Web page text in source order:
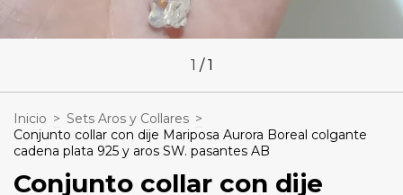
1 /1
Inicio > Sets Aros y Collares >
Conjunto collar con dije Mariposa Aurora Boreal colgante
cadena plata 925 y aros SW. pasantes AB
Conjunto collar con dije